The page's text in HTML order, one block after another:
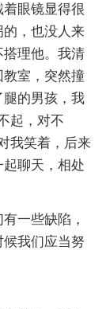
眼镜显得很
，也没人来
理他。我清
室，突然撞
的男孩，我
起，对不
我笑着，后来
聊天，相处
一些缺陷，
我们应当努